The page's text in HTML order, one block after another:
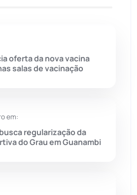
(50)
oferta da nova vacina
salas de vacinação
em:
regularização da
do Grau em Guanambi